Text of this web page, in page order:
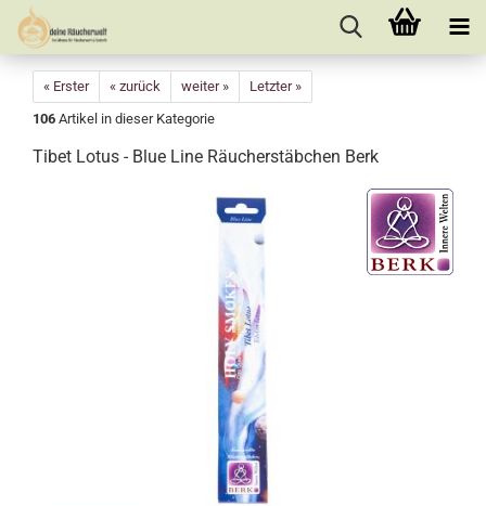
« Erster « zurück weiter »
Letzter »
106 Artikel in dieser Kategorie
Tibet Lotus - Blue Line Räucherstäbchen Berk